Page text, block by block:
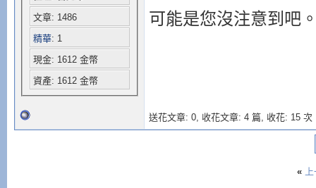
文章: 1486
精華: 1
現金: 1612 金幣
資產: 1612 金幣
可能是您沒注意到吧
送花文章: 0, 收花文章: 4 篇, 收花: 15 次
«